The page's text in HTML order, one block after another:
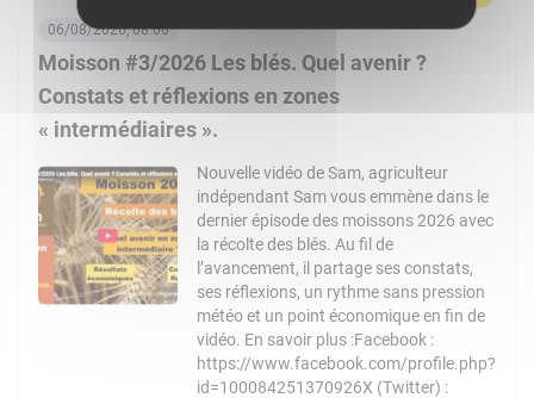
Moisson #3/2026 Les blés. Quel avenir ?
Constats et réflexions en zones
« intermédiaires ».
06/08/2026, 08:00
Nouvelle vidéo de Sam, agriculteur
indépendant Sam vous emmène dans le
dernier épisode des moissons 2026 avec
la récolte des blés. Au fil de
l’avancement, il partage ses constats,
ses réflexions, un rythme sans pression
météo et un point économique en fin de
vidéo. En savoir plus :Facebook :
https://www.facebook.com/profile.php?
id=100084251370926X (Twitter) :